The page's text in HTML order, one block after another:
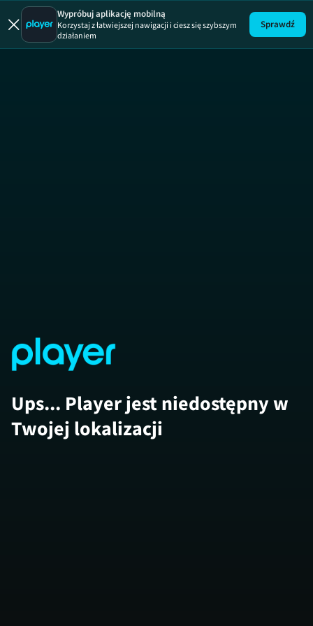
Wypróbuj aplikację mobilną
Korzystaj z łatwiejszej nawigacji i ciesz się szybszym
działaniem
Sprawdź
Ups... Player jest niedostępny w
Twojej lokalizacji